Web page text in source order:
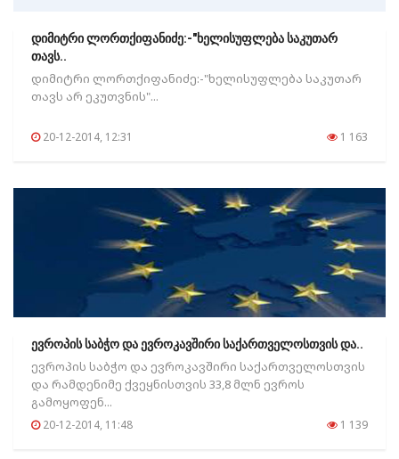
დიმიტრი ლორთქიფანიძე:-"ხელისუფლება საკუთარ
თავს..
დიმიტრი ლორთქიფანიძე:-"ხელისუფლება საკუთარ
თავს არ ეკუთვნის"...
20-12-2014, 12:31 1 163
ევროპის საბჭო და ევროკავშირი საქართველოსთვის და..
ევროპის საბჭო და ევროკავშირი საქართველოსთვის
და რამდენიმე ქვეყნისთვის 33,8 მლნ ევროს
გამოყოფენ...
20-12-2014, 11:48 1 139